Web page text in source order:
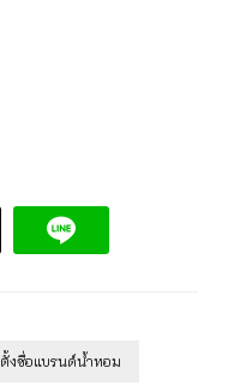
ตั้งชื่อแบรนด์น้ำหอม